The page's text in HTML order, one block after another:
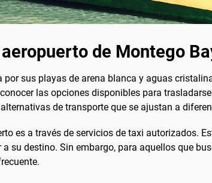
de Montego
sus playas de arena blanca y aguas
las opciones disponibles para
de transporte que se ajustan a
es a través de servicios de taxi autorizados.
su destino. Sin embargo, para aquellos que